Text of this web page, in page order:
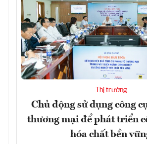
Thị trường
Chủ động sử dụng công
thương mại để phát triển
hóa chất bền